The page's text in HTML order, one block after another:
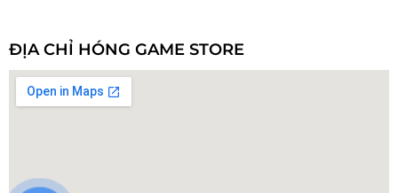
ĐỊA CHỈ HÓNG GAME STORE